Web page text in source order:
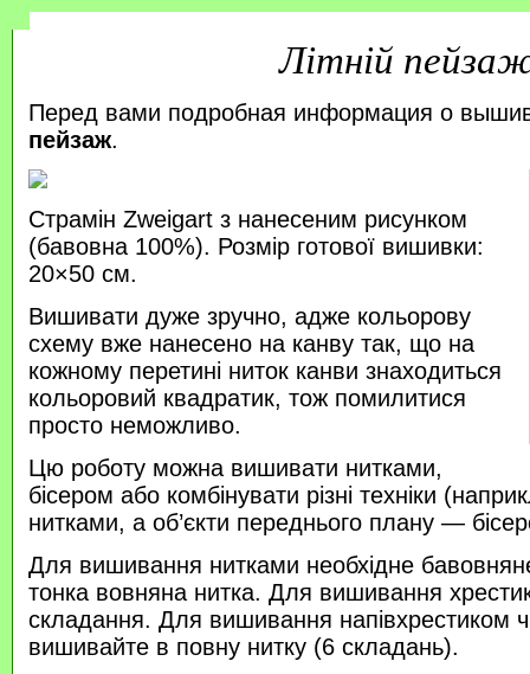
Літній
Перед вами подробная информация о
пейзаж.
Страмін Zweigart з нанесеним рисунком
(бавовна 100%). Розмір готової вишивки:
20×50 см.
Вишивати дуже зручно, адже кольорову
схему вже нанесено на канву так, що на
кожному перетині ниток канви знаходиться
кольоровий квадратик, тож помилитися
просто неможливо.
Цю роботу можна вишивати нитками,
бісером або комбінувати різні техніки
нитками, а об’єкти переднього плану —
Для вишивання нитками необхідне
тонка вовняна нитка. Для вишивання
складання. Для вишивання напівхрестиком
вишивайте в повну нитку (6 складань).